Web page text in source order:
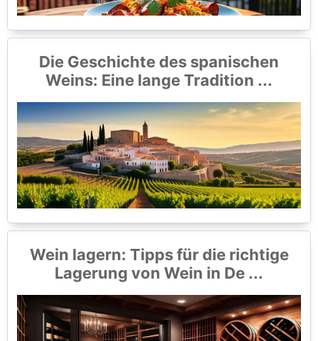
Die Geschichte des spanischen
Weins: Eine lange Tradition ...
Wein lagern: Tipps für die richtige
Lagerung von Wein in De ...